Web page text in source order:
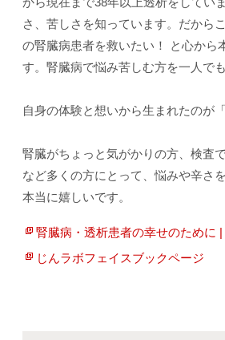
さ、苦しさを知っています。だから
の腎臓病患者を救いたい！ と心から
す。腎臓病で悩み苦しむ方を一人で
自身の体験と想いから生まれたのが
腎臓がちょっと気がかりの方、検査
など多くの方にとって、悩みや辛さ
本当に嬉しいです。
腎臓病・透析患者の幸せのために
じんラボフェイスブックページ